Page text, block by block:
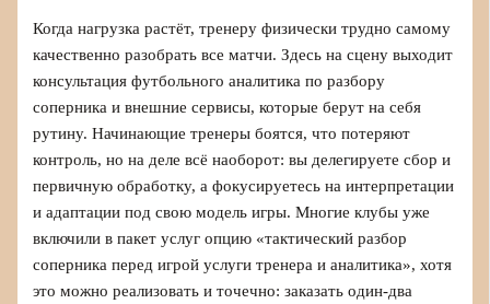
Когда нагрузка растёт, тренеру физически трудно самому
качественно разобрать все матчи. Здесь на сцену выходит
консультация футбольного аналитика по разбору
соперника и внешние сервисы, которые берут на себя
рутину. Начинающие тренеры боятся, что потеряют
контроль, но на деле всё наоборот: вы делегируете сбор и
первичную обработку, а фокусируетесь на интерпретации
и адаптации под свою модель игры. Многие клубы уже
включили в пакет услуг опцию «тактический разбор
соперника перед игрой услуги тренера и аналитика», хотя
это можно реализовать и точечно: заказать один‑два